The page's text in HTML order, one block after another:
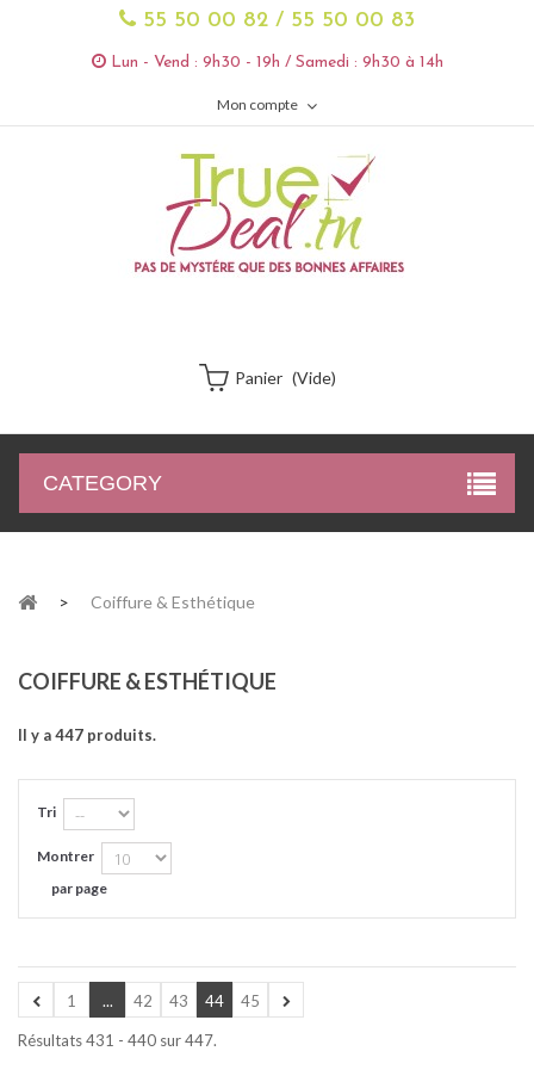
55 50 00 82 / 55 50 00 83
Lun - Vend : 9h30 - 19h / Samedi : 9h30 à 14h
Mon compte
Panier (vide)
CATEGORY
> Coiffure & Esthétique
COIFFURE & ESTHÉTIQUE
Il y a 447 produits.
Tri
Montrer
par page
1 ... 42 43 44 45
Résultats 431 - 440 sur 447.